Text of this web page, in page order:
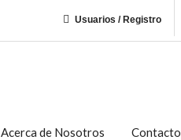
Usuarios / Registro
Acerca de Nosotros Contacto